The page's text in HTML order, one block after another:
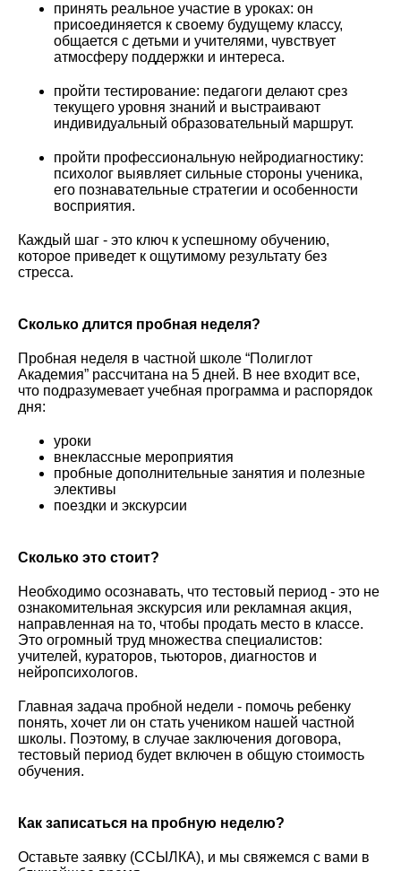
принять реальное участие в уроках: он
присоединяется к своему будущему классу,
общается с детьми и учителями, чувствует
атмосферу поддержки и интереса.
пройти тестирование: педагоги делают срез
текущего уровня знаний и выстраивают
индивидуальный образовательный маршрут.
пройти профессиональную нейродиагностику:
психолог выявляет сильные стороны ученика,
его познавательные стратегии и особенности
восприятия.
Каждый шаг - это ключ к успешному обучению,
которое приведет к ощутимому результату без
стресса.
Сколько длится пробная неделя?
Пробная неделя в частной школе “Полиглот
Академия” рассчитана на 5 дней. В нее входит все,
что подразумевает учебная программа и распорядок
дня:
уроки
внеклассные мероприятия
пробные дополнительные занятия и полезные
элективы
поездки и экскурсии
Сколько это стоит?
Необходимо осознавать, что тестовый период - это не
ознакомительная экскурсия или рекламная акция,
направленная на то, чтобы продать место в классе.
Это огромный труд множества специалистов:
учителей, кураторов, тьюторов, диагностов и
нейропсихологов.
Главная задача пробной недели - помочь ребенку
понять, хочет ли он стать учеником нашей частной
школы. Поэтому, в случае заключения договора,
тестовый период будет включен в общую стоимость
обучения.
Как записаться на пробную неделю?
Оставьте заявку (ССЫЛКА), и мы свяжемся с вами в